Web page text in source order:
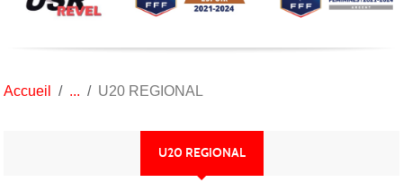
Accueil U20 REGIONAL
U20 REGIONAL